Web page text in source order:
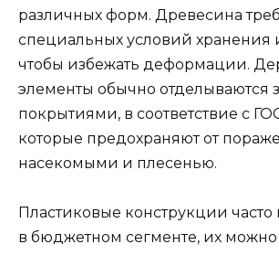
различных форм. Древесина
специальных условий хранения
чтобы избежать деформации.
элементы обычно отделываются
покрытиями, в соответствие с
которые предохраняют от
насекомыми и плесенью.
Пластиковые конструкции часто
в бюджетном сегменте, их